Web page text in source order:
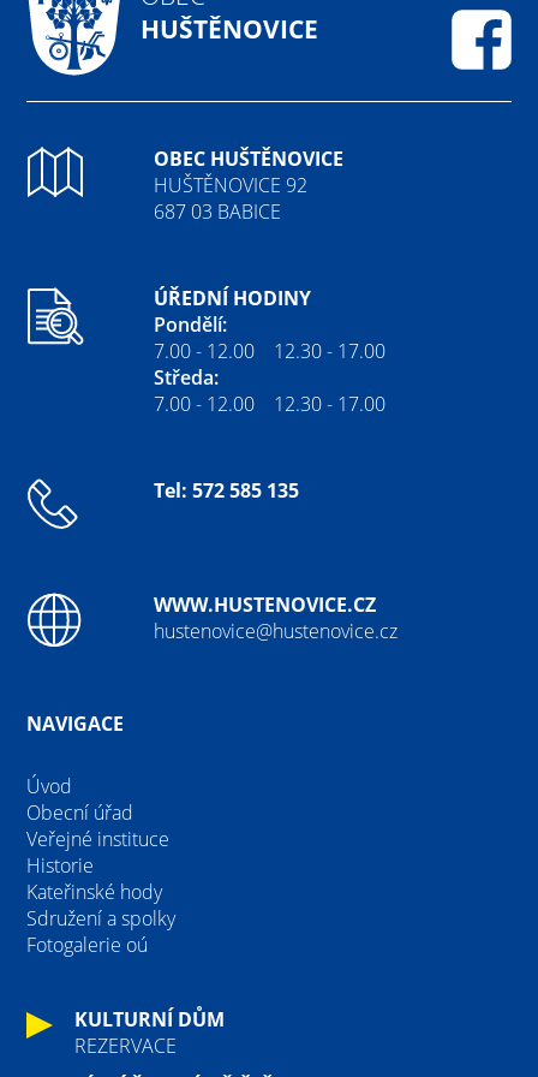
HUŠTĚNOVICE
OBEC HUŠTĚNOVICE
HUŠTĚNOVICE 92
687 03 BABICE
ÚŘEDNÍ HODINY
Pondělí:
7.00 - 12.00 12.30 - 17.00
Středa:
7.00 - 12.00 12.30 - 17.00
Tel: 572 585 135
WWW.HUSTENOVICE.CZ
hustenovice@hustenovice.cz
NAVIGACE
Úvod
Obecní úřad
Veřejné instituce
Historie
Kateřinské hody
Sdružení a spolky
Fotogalerie oú
KULTURNÍ DŮM
REZERVACE